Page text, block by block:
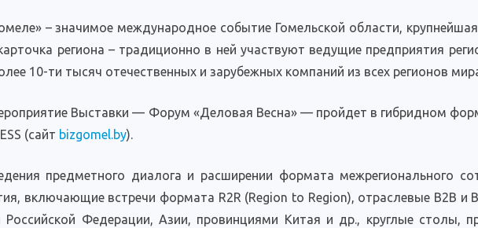
– значимое международное событие Гомельской области,
региона – традиционно в ней участвуют ведущие предприятия
10-ти тысяч отечественных и зарубежных компаний из всех регионов
Выставки — Форум «Деловая Весна» — пройдет в гибридном
(сайт bizgomel.by).
предметного диалога и расширении формата межрегионального
включающие встречи формата R2R (Region to Region), отраслевые В2В и
Российской Федерации, Азии, провинциями Китая и др., круглые столы,